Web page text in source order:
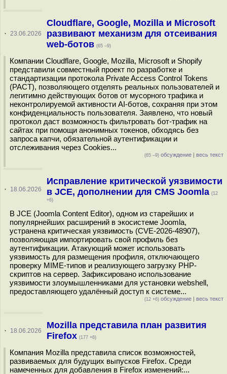
· 23.06.2026
Cloudflare, Google, Mozilla и Microsoft
развивают механизм для отсеивания
web-ботов (65 –9)
Компании Cloudflare, Google, Mozilla, Microsoft и Shopify
представили совместный проект по разработке и
стандартизации протокола Private Access Control Tokens
(PACT), позволяющего отделять реальных пользователей и
легитимно действующих ботов от мусорного трафика и
неконтролируемой активности AI-ботов, сохраняя при этом
конфиденциальность пользователя. Заявлено, что новый
протокол даст возможность фильтровать бот-трафик на
сайтах при помощи анонимных токенов, обходясь без
запроса капчи, обязательной аутентификации и
отслеживания через Cookies...
(65 –9) обсуждение | весь текст
· 18.06.2026
Исправление критической уязвимости
в JCE, дополнении для CMS Joomla (12
+6)
В JCE (Joomla Content Editor), одном из старейших и
популярнейших расширений в экосистеме Joomla,
устранена критическая уязвимость (CVE-2026-48907),
позволяющая импортировать свой профиль без
аутентификации. Атакующий может использовать
уязвимость для размещения профиля, отключающего
проверку MIME-типов и реализующего загрузку PHP-
скриптов на сервер. Зафиксировано использование
уязвимости злоумышленниками для установки webshell,
предоставляющего удалённый доступ к системе...
(12 +6) обсуждение | весь текст
· 18.06.2026
Mozilla представила план развития
Firefox (177 +6)
Компания Mozilla представила список возможностей,
развиваемых для будущих выпусков Firefox. Среди
намеченных для добавления в Firefox изменений:...